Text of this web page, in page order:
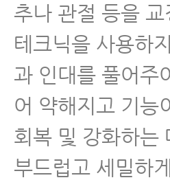
추나 관절 등을
테크닉을 사용하
과 인대를 풀어주
어 약해지고 기능
회복 및 강화하는
부드럽고 세밀하